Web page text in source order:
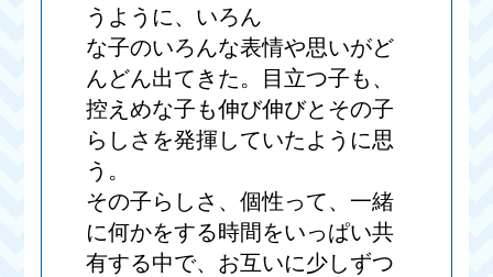
うように、いろん
な子のいろんな表情や思いがど
んどん出てきた。目立つ子も、
控えめな子も伸び伸びとその子
らしさを発揮していたように思
う。
その子らしさ、個性って、一緒
に何かをする時間をいっぱい共
有する中で、お互いに少しずつ